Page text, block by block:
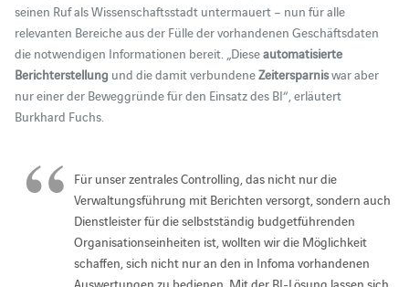
seinen Ruf als Wissenschaftsstadt untermauert – nun für alle
relevanten Bereiche aus der Fülle der vorhandenen Geschäftsdaten
die notwendigen Informationen bereit. „Dieseautomatisierte
Berichterstellung und die damit verbundeneZeitersparniswar aber
nur einer der Beweggründe für den Einsatz des BI“, erläutert
Burkhard Fuchs.
Für unser zentrales Controlling, das nicht nur die
Verwaltungsführung mit Berichten versorgt, sondern auch
Dienstleister für die selbstständig budgetführenden
Organisationseinheiten ist, wollten wir die Möglichkeit
schaffen, sich nicht nur an den in Infoma vorhandenen
Auswertungen zu bedienen. Mit der BI-Lösung lassen sich